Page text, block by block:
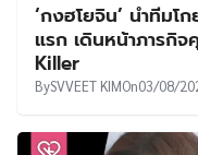
‘กงฮโยจิน’ นำทีม
แรก เดินหน้าภารกิ
Killer
BySVVEET KIMOn03/08/